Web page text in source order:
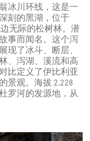
冰川环线，这是一
刻的黑湖，位于
无际的松树林。潜
事而闻名。这个泻
现了冰斗、断层、
、泻湖、溪流和高
比定义了伊比利亚
景观。海拔 2,228
罗河的发源地，从